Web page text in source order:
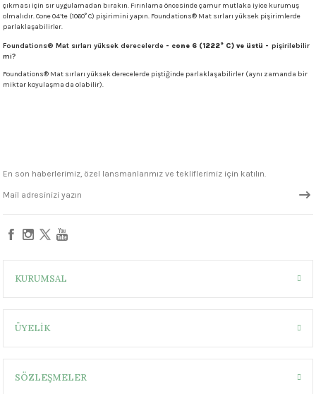
°C
°C
°C
çıkması için sır uygulamadan bırakın. Fırınlama öncesinde çamur mutlaka iyice kurumuş
olmalıdır. Cone 04’te (1060° C) pişirimini yapın. Foundations® Mat sırları yüksek pişirimlerde
parlaklaşabilirler.
Foundations® Mat sırları yüksek derecelerde - cone 6 (1222° C) ve üstü - pişirilebilir
mi?
Foundations® Mat sırları yüksek derecelerde piştiğinde parlaklaşabilirler (aynı zamanda bir
miktar koyulaşma da olabilir).
En son haberlerimiz, özel lansmanlarımız ve tekliflerimiz için katılın.
KURUMSAL
ÜYELİK
SÖZLEŞMELER